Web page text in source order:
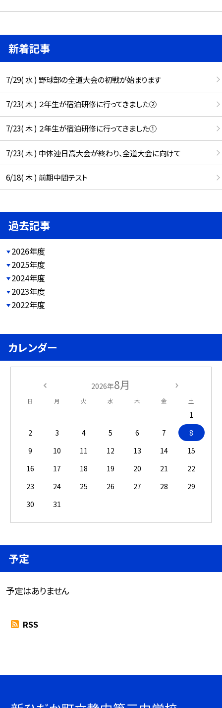
新着記事
7/29( 水 ) 野球部の全道大会の初戦が始まります
7/23( 木 ) ２年生が宿泊研修に行ってきました②
7/23( 木 ) ２年生が宿泊研修に行ってきました①
7/23( 木 ) 中体連日高大会が終わり、全道大会に向けて
6/18( 木 ) 前期中間テスト
過去記事
2026年度
2025年度
2024年度
2023年度
2022年度
カレンダー
2026年8月
日 月 火 水 木 金 土
1
2
3 4 5 6 7
8
9
10 11 12 13 14
15
16
17 18 19 20 21
22
23
24 25 26 27 28
29
30
31
予定
予定はありません
RSS